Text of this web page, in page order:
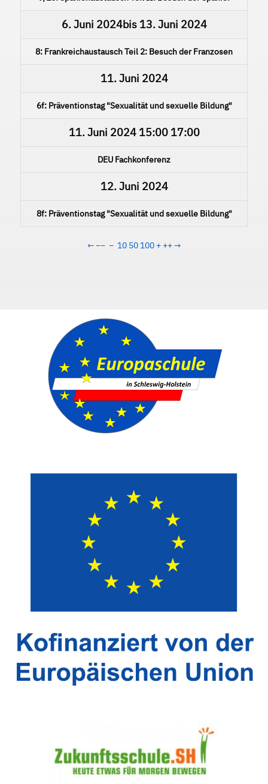
6. Juni 2024bis 13. Juni 2024
8: Frankreichaustausch Teil 2: Besuch der Franzosen
11. Juni 2024
6f: Präventionstag "Sexualität und sexuelle Bildung"
11. Juni 202415:00 17:00
DEU Fachkonferenz
12. Juni 2024
8f: Präventionstag "Sexualität und sexuelle Bildung"
← −− − 10 50 100 + ++→